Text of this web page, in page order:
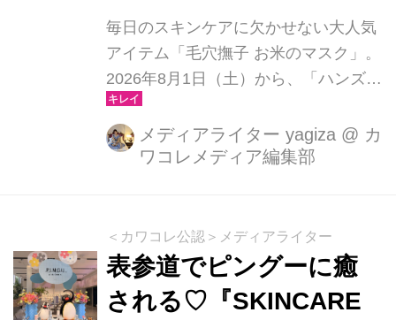
毎日のスキンケアに欠かせない大人気
アイテム「毛穴撫子 お米のマスク」。
2026年8月1日（土）から、「ハンズ創
業50周年」と「お米のマスク発売10周
年」を祝したスペシャルな周年コラボ
企画がスタートします。数量限定の特
いコンテンツが盛りだくさん。いつも
使っている方も、気になっていた方
も、自分のお肌をアップデートする絶
好のチャンスです。本記事では、注目
メディアライター yagiza @ カ
ワコレメディア編集部
＜カワコレ公認＞メディアライター
表参道でピングーに癒
される♡『SKINCARE